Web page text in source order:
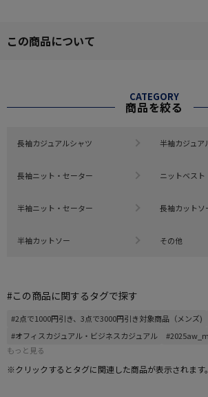
この商品について
CATEGORY
商品を絞る
長袖カジュアルシャツ 半袖カジュア
長袖ニット・セーター ニットベスト
半袖ニット・セーター 長袖カットソ
半袖カットソー その他
#この商品に関するタグで探す
#2点で1000円引き、3点で3000円引き対象商品（メンズ)
#オフィスカジュアル・ビジネスカジュアル
#2025aw_m
もっと見る
※クリックするとタグに関連した商品が表示されます。